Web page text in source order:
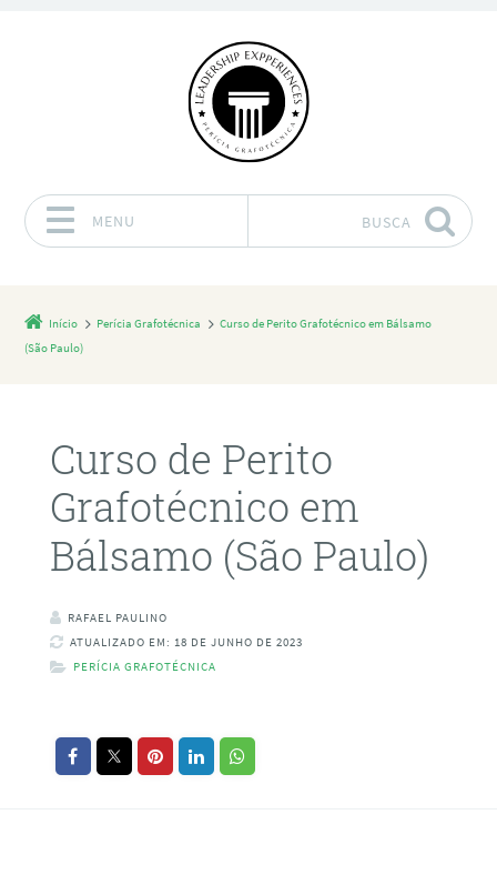
MENU BUSCA
Início Perícia Grafotécnica
Curso de Perito Grafotécnico em Bálsamo
(São Paulo)
Curso de Perito
Grafotécnico em
Bálsamo (São Paulo)
RAFAEL PAULINO
ATUALIZADO EM: 18 DE JUNHO DE 2023
PERÍCIA GRAFOTÉCNICA